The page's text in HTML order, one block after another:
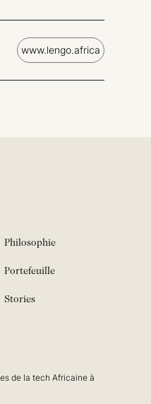
www.lengo.africa
Philosophie
Portefeuille
Stories
de la tech Africaine à